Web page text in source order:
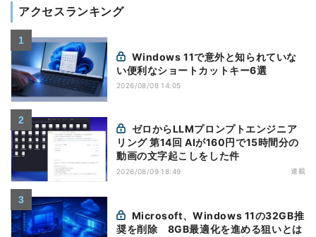
アクセスランキング
い便利なショートカットキー6選
2026/08/08 14:05
リング 第14回 AIが160円で15時間分の
動画の文字起こしをした件
2026/08/09 18:49 連載
奨を削除 8GB最適化を進める狙いとは